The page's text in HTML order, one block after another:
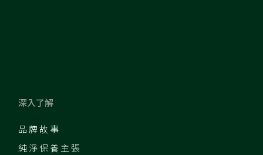
深入了解
品牌故事
純淨保養主張